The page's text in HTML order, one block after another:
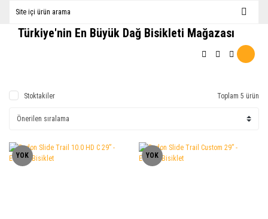
Türkiye'nin En Büyük Dağ Bisikleti Mağazası
Stoktakiler Toplam 5 ürün
YOK YOK